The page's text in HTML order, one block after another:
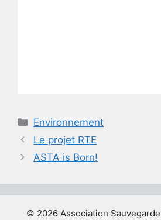
Catégories
Environnement
Le projet RTE
ASTA is Born!
© 2026 Association